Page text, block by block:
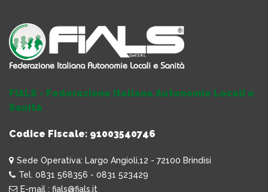
FIALS - Federazione Italiana Autonomie Locali e
Sanità
Codice Fiscale: 91003540746
Sede Operativa: Largo Angioli,12 - 72100 Brindisi
Tel. 0831 568356 - 0831 523429
E-mail : fials@fials.it